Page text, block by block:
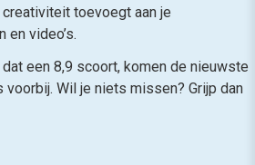
toevoegt aan je
video’s.
een 8,9 scoort, komen de nieuwste
voorbij. Wil je niets missen? Grijp dan